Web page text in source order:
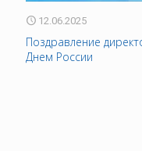
12.06.2025
Поздравление
Днем России